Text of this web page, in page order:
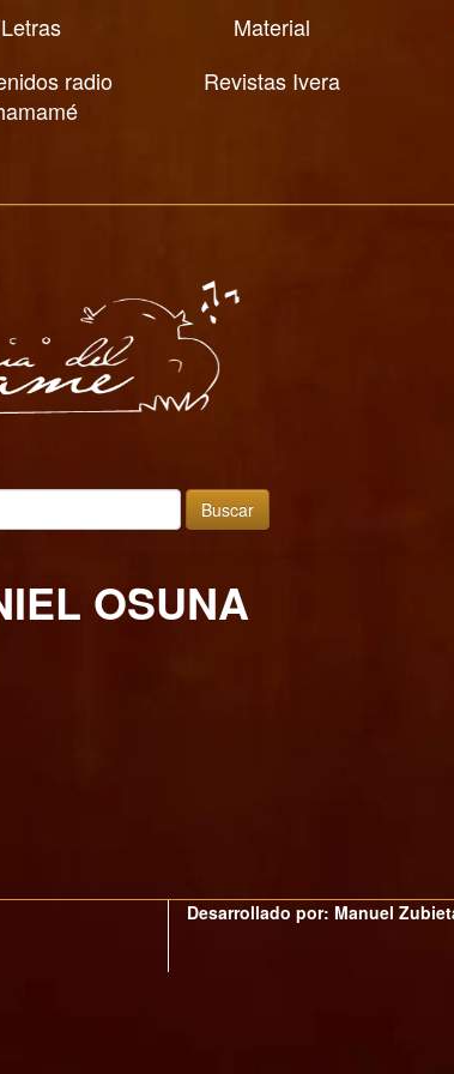
Letras Material
radio
Revistas Ivera
Buscar
OSUNA
Desarrollado por: Manuel